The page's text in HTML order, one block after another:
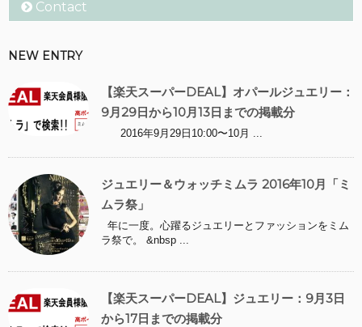
Contact
NEW ENTRY
【楽天スーパーDEAL】オパールジュエリー：
9月29日から10月13日までの掲載分
2016年9月29日10:00〜10月 ...
ジュエリー＆ウォッチミムラ 2016年10月「ミ
ムラ祭」
年に一度。心躍るジュエリーとファッションをミム
ラ祭で。 &nbsp ...
【楽天スーパーDEAL】ジュエリー：9月3日
から17日までの掲載分